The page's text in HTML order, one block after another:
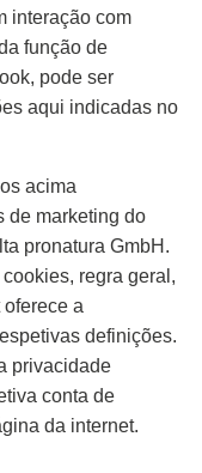
interação com
função de
pode ser
aqui indicadas no
acima
de marketing do
pronatura GmbH.
regra geral,
a
definições.
privacidade
conta de
da internet.